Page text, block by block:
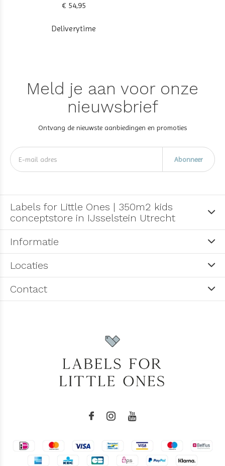
€ 54,95
Deliverytime
Meld je aan voor onze
nieuwsbrief
Ontvang de nieuwste aanbiedingen en promoties
Abonneer
Labels for Little Ones | 350m2 kids
conceptstore in IJsselstein Utrecht
Informatie
Locaties
Contact